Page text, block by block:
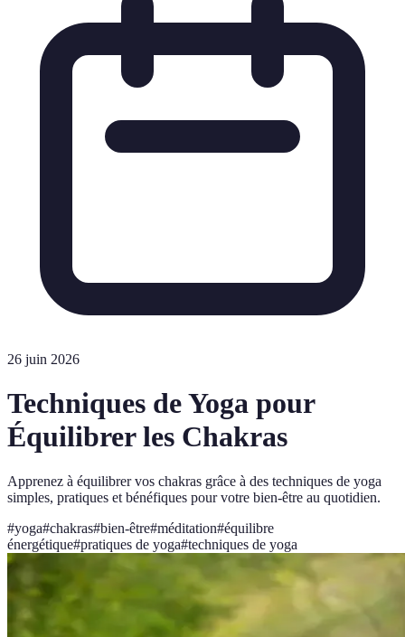
26 juin 2026
Techniques de Yoga pour
Équilibrer les Chakras
Apprenez à équilibrer vos chakras grâce à des techniques de yoga
simples, pratiques et bénéfiques pour votre bien-être au quotidien.
#yoga#chakras#bien-être#méditation#équilibre
énergétique#pratiques de yoga#techniques de yoga